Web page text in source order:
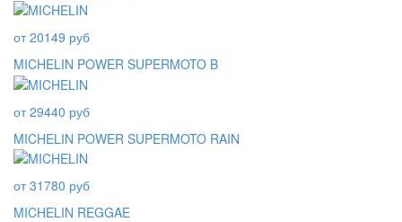
от 20149 руб
MICHELIN POWER SUPERMOTO B
от 29440 руб
MICHELIN POWER SUPERMOTO RAIN
от 31780 руб
MICHELIN REGGAE